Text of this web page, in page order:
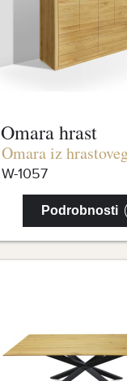
Omara hrast
Omara iz
W-1057
Podrobnosti